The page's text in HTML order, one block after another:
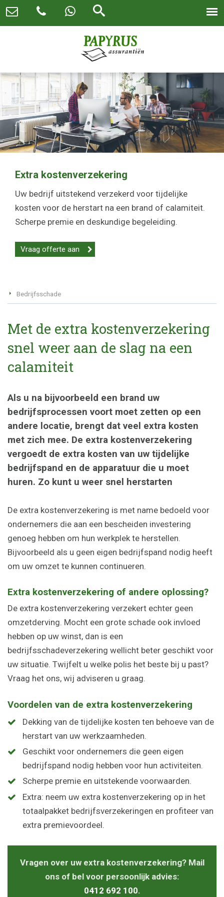
Extra kostenverzekering
Uw bedrijf uitstekend verzekerd voor tijdelijke
kosten voor de herstart na een brand of calamiteit.
Scherpe premie en deskundige begeleiding.
Vraag offerte aan
Bedrijfsschade
Met de extra kostenverzekering
snel weer aan de slag na een
calamiteit
Als u na bijvoorbeeld een brand uw
bedrijfsprocessen voort moet zetten op een
andere locatie, brengt dat veel extra kosten
met zich mee. De extra kostenverzekering
vergoedt de extra kosten van uw tijdelijke
bedrijfspand en de apparatuur die u moet
huren. Zo kunt u weer snel herstarten
De extra kostenverzekering is met name bedoeld voor
ondernemers die aan een bescheiden investering
genoeg hebben om hun werkplek te herstellen.
Bijvoorbeeld als u geen eigen bedrijfspand nodig heeft
om uw omzet te kunnen continueren.
Extra kostenverzekering of andere oplossing?
De extra kostenverzekering verzekert echter geen
omzetderving. Mocht een grote schade ook invloed
hebben op uw winst, dan is een
bedrijfsschadeverzekering wellicht beter geschikt voor
uw situatie. Twijfelt u welke polis het beste bij u past?
Vraag het ons, wij adviseren u graag.
Voordelen van de extra kostenverzekering
Dekking van de tijdelijke kosten ten behoeve van de
herstart van uw werkzaamheden.
Geschikt voor ondernemers die geen eigen
bedrijfspand nodig hebben voor hun activiteiten.
Scherpe premie en uitstekende voorwaarden.
Extra: neem uw extra kostenverzekering op in het
totaalpakket bedrijfsverzekeringen en profiteer van
extra premievoordeel.
Vragen over uw extra kostenverzekering? Mail
ons of bel voor persoonlijk advies:
0412 692 100.